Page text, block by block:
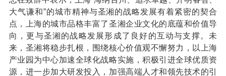
大气谦和”的城市精神与圣湘的战略发展有着紧密的契合
点，上海的城市品格丰富了圣湘企业文化的底蕴和价值导
向，更与圣湘的战略发展形成了良好的互动与支撑。未
来，圣湘将稳步扎根，围绕核心价值观不懈努力，以上海
产业园为中心加速全球化战略实施，积极引进全球优质资
源，进一步加大研发投入，加强高端人才和领先技术的引